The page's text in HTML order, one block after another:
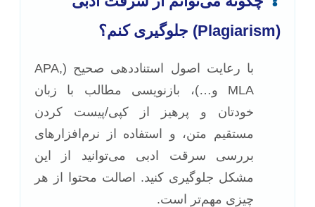
(Plagiarism) جلوگیری کنم؟
با رعایت اصول استناددهی صحیح (APA,
MLA و…)، بازنویسی مطالب با زبان
خودتان و پرهیز از کپی/پیست کردن
مستقیم متن، و استفاده از نرم‌افزارهای
بررسی سرقت ادبی می‌توانید از این
مشکل جلوگیری کنید. اصالت محتوا از هر
چیزی مهم‌تر است.